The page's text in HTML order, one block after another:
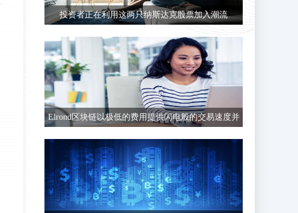
投资者正在利用这两只纳斯达克股票加入潮流
Elrond区块链以极低的费用提供闪电般的交易速度并